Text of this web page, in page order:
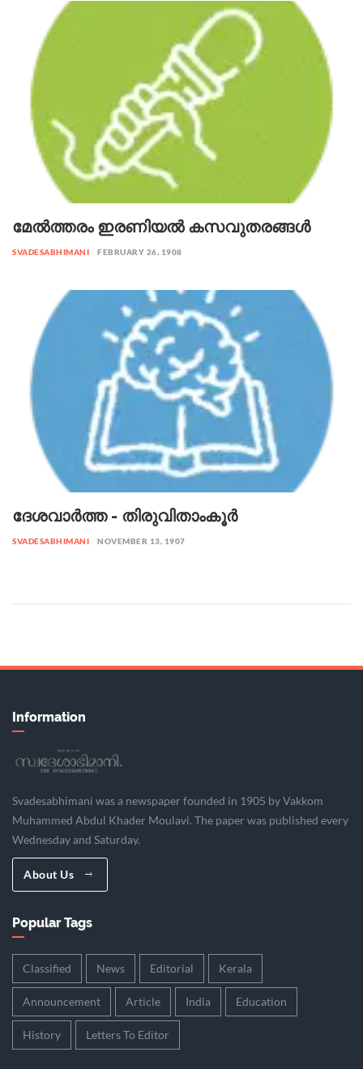
മേൽത്തരം ഇരണിയൽ കസവുതരങ്ങൾ
SVADESABHIMANI FEBRUARY 26, 1908
ദേശവാർത്ത - തിരുവിതാംകൂർ
SVADESABHIMANI NOVEMBER 13, 1907
Information
Svadesabhimani was a newspaper founded in 1905 by Vakkom
Muhammed Abdul Khader Moulavi. The paper was published every
Wednesday and Saturday.
About Us
Popular Tags
Classified News Editorial Kerala
Announcement Article India Education
History Letters To Editor